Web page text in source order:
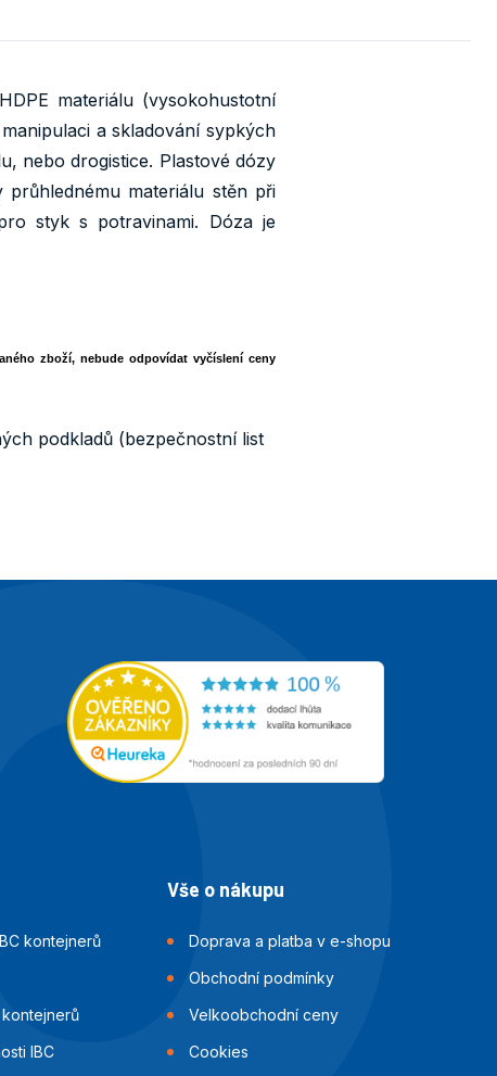
materiálu (vysokohustotní
a skladování sypkých
nebo drogistice. Plastové dózy
materiálu stěn při
styk s potravinami. Dóza je
zboží, nebude odpovídat vyčíslení ceny
podkladů (bezpečnostní list
kontejnerů
IBC
Vše o nákupu
Doprava a platba v e-shopu
Obchodní podmínky
Velkoobchodní ceny
Cookies